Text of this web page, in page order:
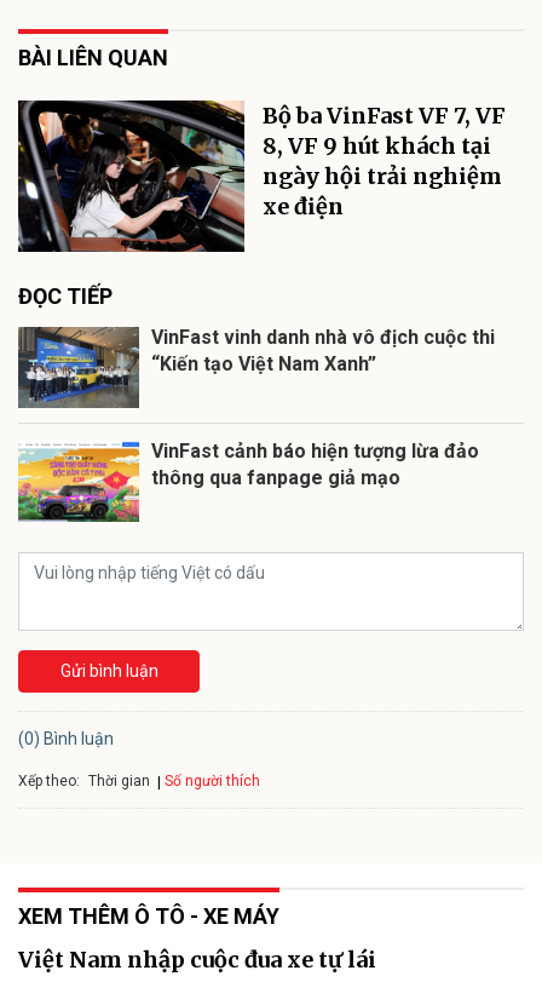
BÀI LIÊN QUAN
Bộ ba VinFast VF 7, VF
8, VF 9 hút khách tại
ngày hội trải nghiệm
xe điện
ĐỌC TIẾP
VinFast vinh danh nhà vô địch cuộc thi
“Kiến tạo Việt Nam Xanh”
VinFast cảnh báo hiện tượng lừa đảo
thông qua fanpage giả mạo
Gửi bình luận
(0) Bình luận
Xếp theo: Thời gian Số người thích
XEM THÊM Ô TÔ - XE MÁY
Việt Nam nhập cuộc đua xe tự lái